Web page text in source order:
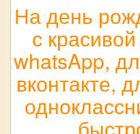
На день
с
whatsApp,
вконтакте,